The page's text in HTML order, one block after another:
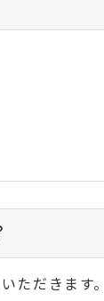
ただきます。